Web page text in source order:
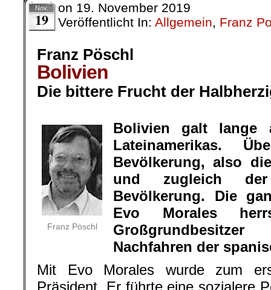
Nov.
19
on 19. November 2019
Veröffentlicht In: Allgemein, Franz
Franz Pöschl
Bolivien
Die bittere Frucht der
Franz Pöschl
Bolivien galt lange
Lateinamerikas.
Bevölkerung, also
und zugleich
Bevölkerung. Die
Evo Morales
Nachfahren der
Mit Evo Morales wurde zum
Präsident. Er führte eine sozialere